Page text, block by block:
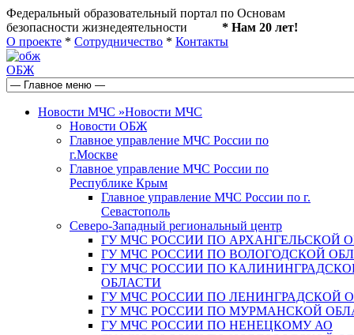
Федеральный образовательный портал по Основам
безопасности жизнедеятельности * Нам 20 лет!
О проекте * Сотрудничество * Контакты
ОБЖ
Новости МЧС »Новости МЧС
Новости ОБЖ
Главное управление МЧС России по
г.Москве
Главное управление МЧС России по
Республике Крым
Главное управление МЧС России по г.
Севастополь
Северо-Западный региональный центр
ГУ МЧС РОССИИ ПО АРХАНГЕЛЬСКОЙ
ГУ МЧС РОССИИ ПО ВОЛОГОДСКОЙ
ГУ МЧС РОССИИ ПО
ОБЛАСТИ
ГУ МЧС РОССИИ ПО ЛЕНИНГРАДСКОЙ
ГУ МЧС РОССИИ ПО МУРМАНСКОЙ
ГУ МЧС РОССИИ ПО НЕНЕЦКОМУ АО